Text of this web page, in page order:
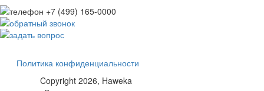
Политика конфиденциальности
Copyright 2026, Haweka